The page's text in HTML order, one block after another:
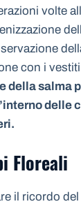
volte
con i
della salma
delle
Floreali
il ricordo